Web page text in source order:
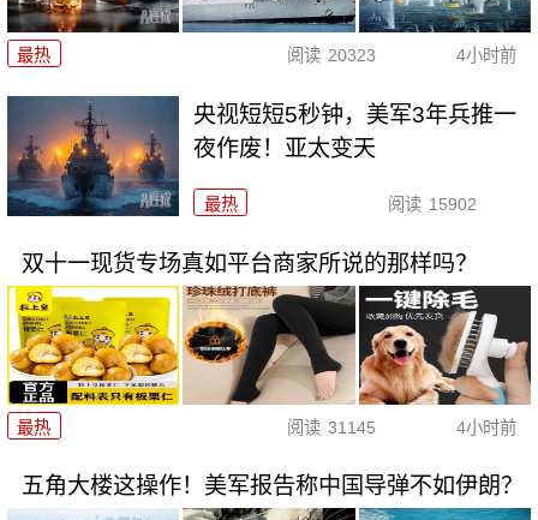
最热 阅读 20323 4小时前
央视短短5秒钟，美军3年兵推一
夜作废！亚太变天
最热 阅读 15902
双十一现货专场真如平台商家所说的那样吗？
最热 阅读 31145 4小时前
五角大楼这操作！美军报告称中国导弹不如伊朗？